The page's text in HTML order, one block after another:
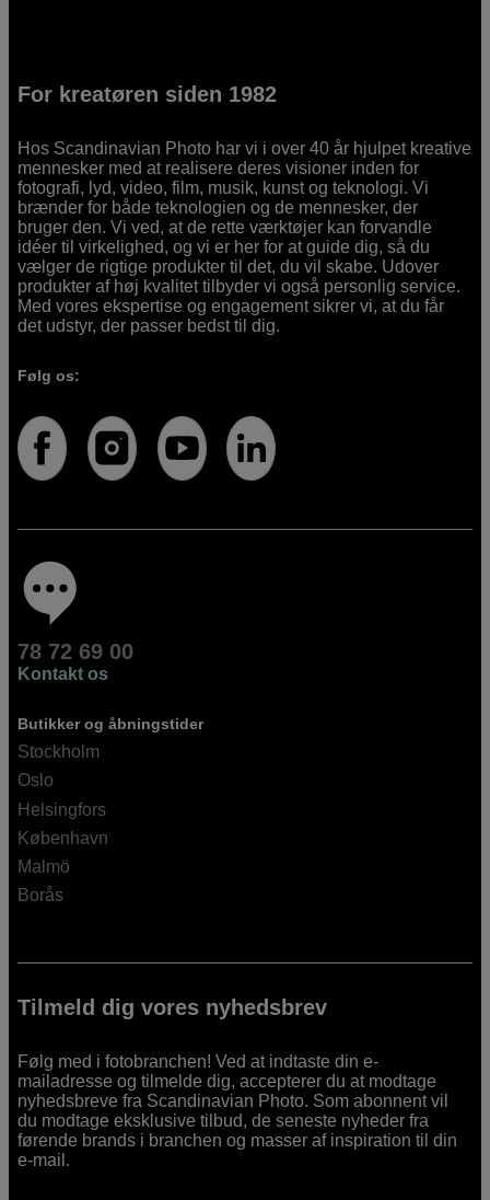
For kreatøren siden 1982
Hos Scandinavian Photo har vi i over 40 år hjulpet kreative
mennesker med at realisere deres visioner inden for
fotografi, lyd, video, film, musik, kunst og teknologi. Vi
brænder for både teknologien og de mennesker, der
bruger den. Vi ved, at de rette værktøjer kan forvandle
idéer til virkelighed, og vi er her for at guide dig, så du
vælger de rigtige produkter til det, du vil skabe. Udover
produkter af høj kvalitet tilbyder vi også personlig service.
Med vores ekspertise og engagement sikrer vi, at du får
det udstyr, der passer bedst til dig.
Følg os:
78 72 69 00
Kontakt os
Butikker og åbningstider
Stockholm
Oslo
Helsingfors
København
Malmö
Borås
Tilmeld dig vores nyhedsbrev
Følg med i fotobranchen! Ved at indtaste din e-
mailadresse og tilmelde dig, accepterer du at modtage
nyhedsbreve fra Scandinavian Photo. Som abonnent vil
du modtage eksklusive tilbud, de seneste nyheder fra
førende brands i branchen og masser af inspiration til din
e-mail.